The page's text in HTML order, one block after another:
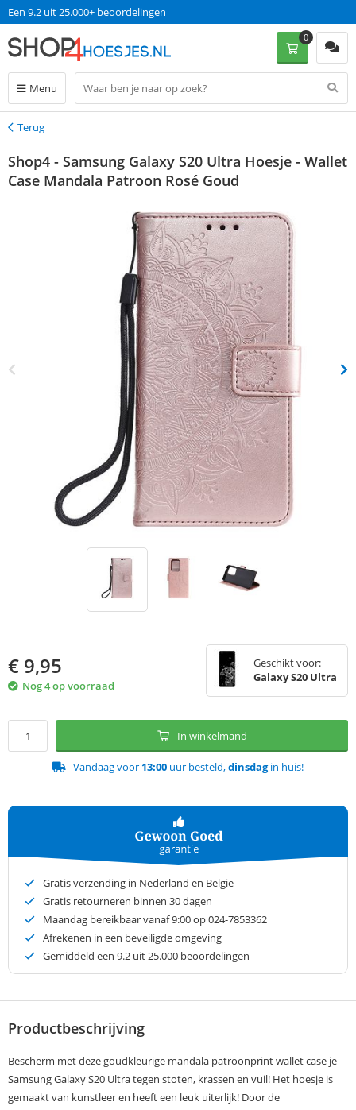
Een 9.2 uit 25.000+ beoordelingen
Menu
0
Terug
Terug
Shop4 - Samsung Galaxy S20 Ultra Hoesje - Wallet
Case Mandala Patroon Rosé Goud
€ 9,95
Nog 4 op voorraad
Geschikt voor:
Galaxy S20 Ultra
In winkelmand
Vandaag voor 13:00 uur besteld,dinsdagin huis!
Gratis verzending in Nederland en België
Gratis retourneren binnen 30 dagen
Maandag bereikbaar vanaf 9:00 op 024-7853362
Afrekenen in een beveiligde omgeving
Gemiddeld een 9.2 uit 25.000 beoordelingen
Productbeschrijving
Bescherm met deze goudkleurige mandala patroonprint wallet case je
Samsung Galaxy S20 Ultra tegen stoten, krassen en vuil! Het hoesje is
gemaakt van kunstleer en heeft een leuk uiterlijk! Door de